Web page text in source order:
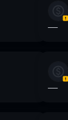
—
—